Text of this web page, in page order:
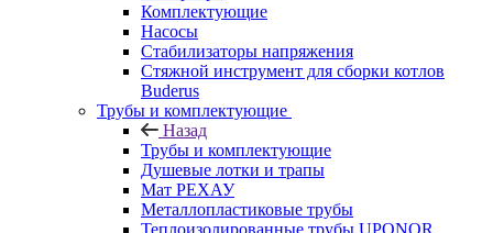
Комплектующие
Насосы
Стабилизаторы напряжения
Стяжной инструмент для сборки котлов
Buderus
Трубы и комплектующие
Назад
Трубы и комплектующие
Душевые лотки и трапы
Мат РЕХАУ
Металлопластиковые трубы
Теплоизолированные трубы UPONOR